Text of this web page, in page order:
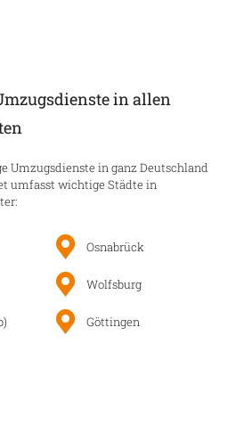
in allen
Umzugsdienste in ganz Deutschland
umfasst wichtige Städte in
Osnabrück
Wolfsburg
Göttingen